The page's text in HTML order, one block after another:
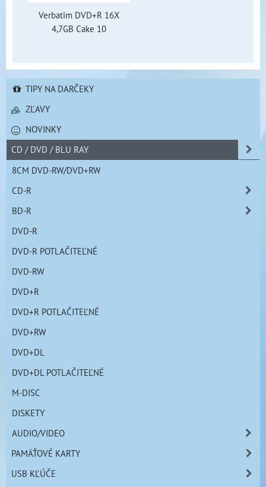
Verbatim DVD+R 16X
4,7GB Cake 10
TIPY NA DARČEKY
ZĽAVY
NOVINKY
CD / DVD / BLU RAY
8CM DVD-RW/DVD+RW
CD-R
BD-R
DVD-R
DVD-R POTLAČITEĽNÉ
DVD-RW
DVD+R
DVD+R POTLAČITEĽNÉ
DVD+RW
DVD+DL
DVD+DL POTLAČITEĽNÉ
M-DISC
DISKETY
AUDIO/VIDEO
PAMÄŤOVÉ KARTY
USB KĽÚČE